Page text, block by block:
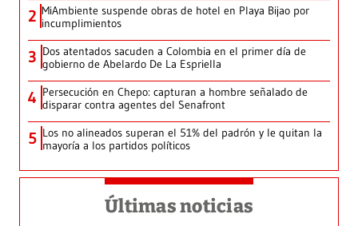
2 MiAmbiente suspende obras de hotel en Playa Bijao por
incumplimientos
3 Dos atentados sacuden a Colombia en el primer día de
gobierno de Abelardo De La Espriella
4 Persecución en Chepo: capturan a hombre señalado de
disparar contra agentes del Senafront
5 Los no alineados superan el 51% del padrón y le quitan la
mayoría a los partidos políticos
Últimas noticias